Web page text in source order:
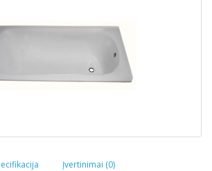
Įvertinimai (0)